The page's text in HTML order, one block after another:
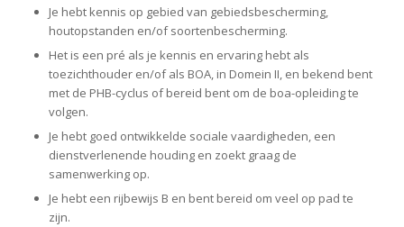
Je hebt kennis op gebied van gebiedsbescherming,
houtopstanden en/of soortenbescherming.
Het is een pré als je kennis en ervaring hebt als
toezichthouder en/of als BOA, in Domein II, en bekend bent
met de PHB-cyclus of bereid bent om de boa-opleiding te
volgen.
Je hebt goed ontwikkelde sociale vaardigheden, een
dienstverlenende houding en zoekt graag de
samenwerking op.
Je hebt een rijbewijs B en bent bereid om veel op pad te
zijn.